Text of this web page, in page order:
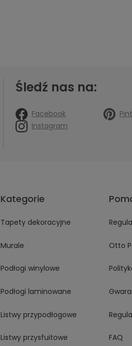
Śledź nas na:
Facebook
Instagram
Kategorie
Tapety dekoracyjne
Murale
Podłogi winylowe
Podłogi laminowane
Listwy przypodłogowe
Listwy przysfuitowe
Otto
FAQ